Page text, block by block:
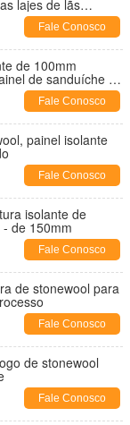
lajes de lãs
Fale Conosco
de 100mm
de sanduíche de
Fale Conosco
painel isolante
Fale Conosco
isolante de
de 150mm
Fale Conosco
de stonewool para
Fale Conosco
de stonewool
Fale Conosco